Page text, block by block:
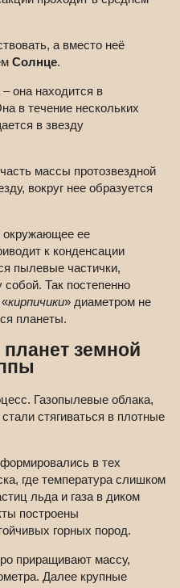
а вместо неё
Солнце.
она находится в
в течение нескольких
в звезду
массы протозвездной
вокруг нее образуется
окружающее ее
к конденсации
пылевые частички,
Так постепенно
кирпичики» диаметром не
планеты.
земной
Газопылевые облака,
стягиваться в плотные
в тех
где температура слишком
льда и газа в диком
построены
горных пород.
приращивают массу,
Далее крупные